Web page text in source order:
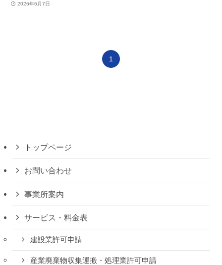
2026年6月7日
1
トップページ
お問い合わせ
事業所案内
サービス・料金表
建設業許可申請
産業廃棄物収集運搬・処理業許可申請